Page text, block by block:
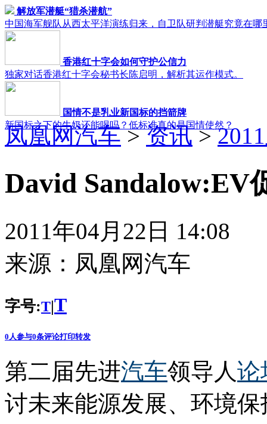
解放军潜艇“猎杀潜航”
中国海军舰队从西太平洋演练归来，自卫队研判潜艇究竟在哪
香港红十字会如何守护公信力
独家对话香港红十字会秘书长陈启明，解析其运作模式。
国情不是乳业新国标的挡箭牌
新国标之下的牛奶还能喝吗？低标准真的是国情使然？
凤凰网汽车>资讯>
David Sandalow:EV
2011年04月22日 14:08
来源： 凤凰网汽车
字号:T|T
0 人参与0条评论打印转发
第二届先进汽车领导人论
讨未来能源发展、环境